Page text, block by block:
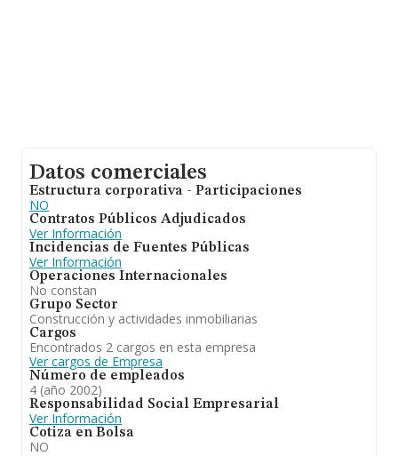
Datos comerciales
Estructura corporativa - Participaciones
NO
Contratos Públicos Adjudicados
Ver Información
Incidencias de Fuentes Públicas
Ver Información
Operaciones Internacionales
No constan
Grupo Sector
Construcción y actividades inmobiliarias
Cargos
Encontrados 2 cargos en esta empresa
Ver cargos de Empresa
Número de empleados
4 (año 2002)
Responsabilidad Social Empresarial
Ver Información
Cotiza en Bolsa
NO